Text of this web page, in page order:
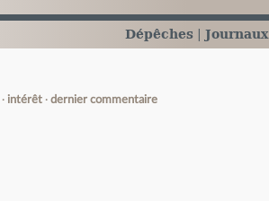
Dépêches Journaux
intérêt dernier commentaire